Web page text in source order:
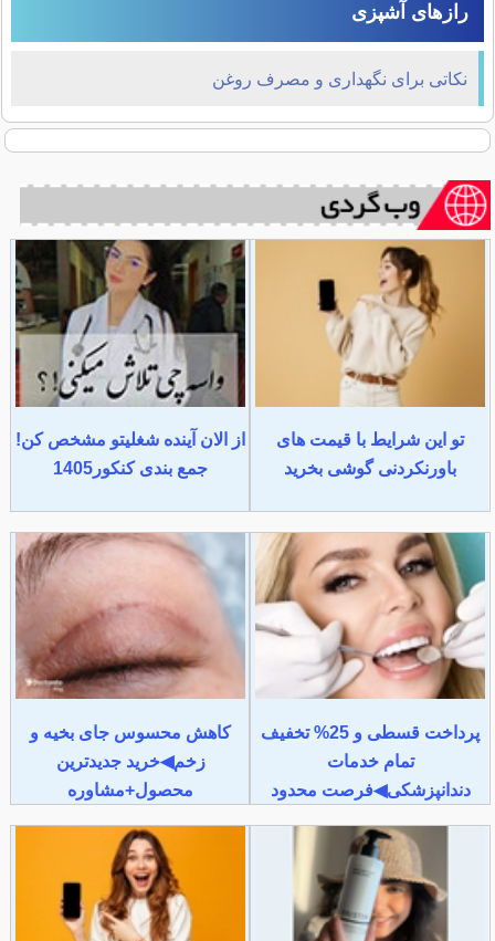
رازهای آشپزی
نکاتی برای نگهداری و مصرف روغن
تو این شرایط با قیمت های
باورنکردنی گوشی بخرید
از الان آینده شغلیتو مشخص کن!
جمع بندی کنکور1405
پرداخت قسطی و 25% تخفیف
تمام خدمات
دندانپزشکی◀فرصت محدود
کاهش محسوس جای بخیه و
زخم◀خرید جدیدترین
محصول+مشاوره